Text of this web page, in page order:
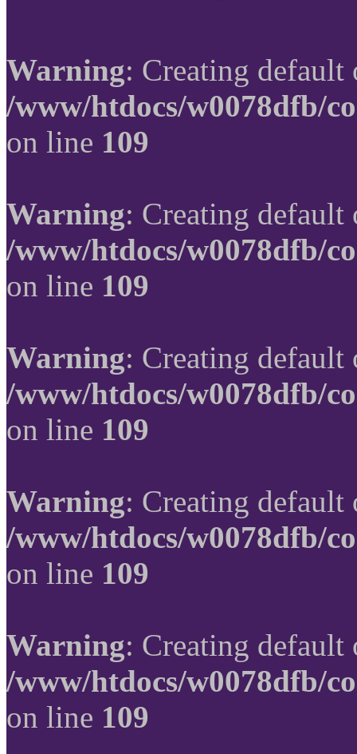
Warning: Creating
/www/htdocs/w0078dfb/
on line 109
Warning: Creating
/www/htdocs/w0078dfb/
on line 109
Warning: Creating
/www/htdocs/w0078dfb/
on line 109
Warning: Creating
/www/htdocs/w0078dfb/
on line 109
Warning: Creating
/www/htdocs/w0078dfb/
on line 109